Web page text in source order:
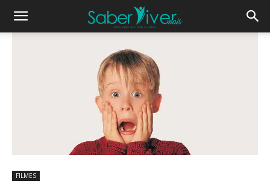
FILMES